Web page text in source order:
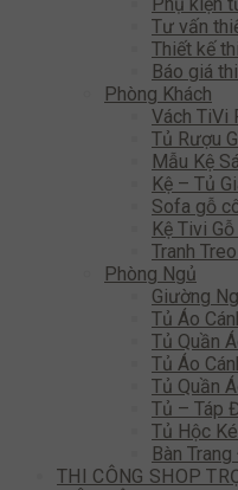
Tư vấn
Thiết kế
Báo giá
Phòng Khách
Vách TiVi
Tủ Rượu
Mẫu Kệ
Kệ – Tủ
Sofa gỗ
Kệ Tivi
Tranh
Phòng Ngủ
Giường
Tủ Áo
Tủ Quần
Tủ Áo
Tủ Quần
Tủ – Táp
Tủ Hộc
Bàn
THI CÔNG SHOP